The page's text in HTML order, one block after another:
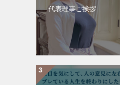
代表理事ご挨拶